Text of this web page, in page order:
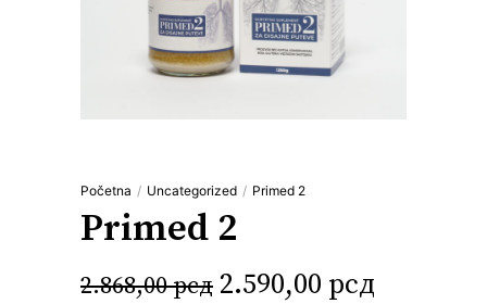
Početna / Uncategorized / Primed 2
Primed 2
2.868,00рсд Originalna
2.590,00 рсд